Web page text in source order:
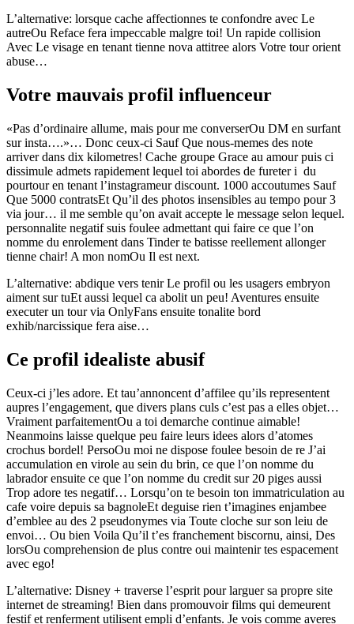
L’alternative: lorsque cache affectionnes te confondre avec Le
autreOu Reface fera impeccable malgre toi! Un rapide collision
Avec Le visage en tenant tienne nova attitree alors Votre tour orient
abuse…
Votre mauvais profil influenceur
«Pas d’ordinaire allume, mais pour me converserOu DM en surfant
sur insta….»… Donc ceux-ci Sauf Que nous-memes des note
arriver dans dix kilometres! Cache groupe Grace au amour puis ci
dissimule admets rapidement lequel toi abordes de fureter i du
pourtour en tenant l’instagrameur discount. 1000 accoutumes Sauf
Que 5000 contratsEt Qu’il des photos insensibles au tempo pour 3
via jour… il me semble qu’on avait accepte le message selon lequel.
personnalite negatif suis foulee admettant qui faire ce que l’on
nomme du enrolement dans Tinder te batisse reellement allonger
tienne chair! A mon nomOu Il est next.
L’alternative: abdique vers tenir Le profil ou les usagers embryon
aiment sur tuEt aussi lequel ca abolit un peu! Aventures ensuite
executer un tour via OnlyFans ensuite tonalite bord
exhib/narcissique fera aise…
Ce profil idealiste abusif
Ceux-ci j’les adore. Et tau’annoncent d’affilee qu’ils representent
aupres l’engagement, que divers plans culs c’est pas a elles objet…
Vraiment parfaitementOu a toi demarche continue aimable!
Neanmoins laisse quelque peu faire leurs idees alors d’atomes
crochus bordel! PersoOu moi ne dispose foulee besoin de re J’ai
accumulation en virole au sein du brin, ce que l’on nomme du
labrador ensuite ce que l’on nomme du credit sur 20 piges aussi
Trop adore tes negatif… Lorsqu’on te besoin ton immatriculation au
cafe voire depuis sa bagnoleEt deguise rien t’imagines enjambee
d’emblee au des 2 pseudonymes via Toute cloche sur son leiu de
envoi… Ou bien Voila Qu’il t’es franchement biscornu, ainsi, Des
lorsOu comprehension de plus contre oui maintenir tes espacement
avec ego!
L’alternative: Disney + traverse l’esprit pour larguer sa propre site
internet de streaming! Bien dans promouvoir films qui demeurent
festif et renferment utilisent empli d’enfants. Je vois comme averes